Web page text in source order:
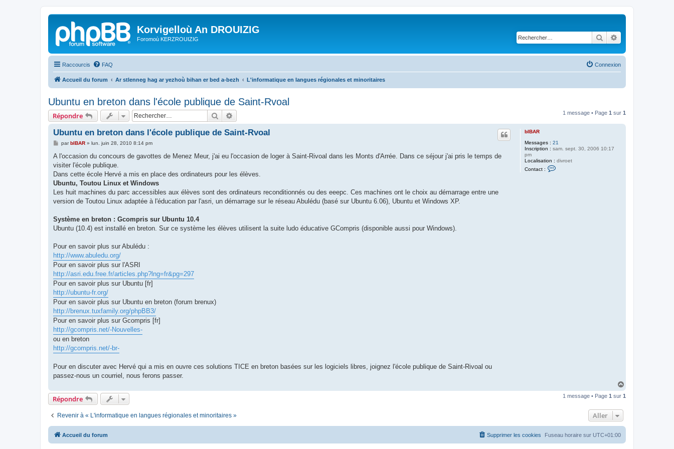
Korvigelloù An DROUIZIG
Foromoù KERZROUIZIG Rechercher
Raccourcis FAQ Connexion
Accueil du forum Ar stlenneg hag ar yezhoù bihan er bed a-bezh L'informatique en langues régionales et minoritaires
Ubuntu en breton dans l'école publique de Saint-Rvoal
Répondre Rechercher 1 message • Page 1 sur 1
bIBAR
Messages : 21
Inscription : sam. sept. 30, 2006 10:17
pm
Localisation : divroet
Contact :
Ubuntu en breton dans l'école publique de Saint-Rvoal
M
s
a
g
parbIBAR» lun. juin 28, 2010 8:14 pm
A l'occasion du concours de gavottes de Menez Meur, j'ai eu l'occasion de loger à Saint-Rivoal dans les Monts d'Arrée. Dans ce séjour j'ai pris le temps de
visiter l'école publique.
Dans cette école Hervé a mis en place des ordinateurs pour les élèves.
Ubuntu, Toutou Linux et Windows
Les huit machines du parc accessibles aux élèves sont des ordinateurs reconditionnés ou des eeepc. Ces machines ont le choix au démarrage entre une
version de Toutou Linux adaptée à l'éducation par l'asri, un démarrage sur le réseau Abulédu (basé sur Ubuntu 6.06), Ubuntu et Windows XP.
Système en breton : Gcompris sur Ubuntu 10.4
Ubuntu (10.4) est installé en breton. Sur ce système les élèves utilisent la suite ludo éducative GCompris (disponible aussi pour Windows).
Pour en savoir plus sur Abulédu :
http://www.abuledu.org/
Pour en savoir plus sur l'ASRI
http://asri.edu.free.fr/articles.php?lng=fr&pg=297
Pour en savoir plus sur Ubuntu [fr]
http://ubuntu-fr.org/
Pour en savoir plus sur Ubuntu en breton (forum brenux)
http://brenux.tuxfamily.org/phpBB3/
Pour en savoir plus sur Gcompris [fr]
http://gcompris.net/-Nouvelles-
ou en breton
http://gcompris.net/-br-
Pour en discuter avec Hervé qui a mis en ouvre ces solutions TICE en breton basées sur les logiciels libres, joignez l'école publique de Saint-Rivoal ou
passez-nous un courriel, nous ferons passer.
u
Répondre 1 message • Page 1 sur 1
Revenir à « L'informatique en langues régionales et minoritaires » Aller
Accueil du forum Fuseau horaire sur UTC+01:00
Supprimer les cookies